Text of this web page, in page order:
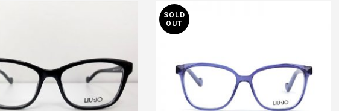
SOLD
OUT